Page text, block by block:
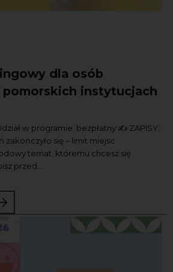
dla osób
pomorskich instytucjach
w programie: bezpłatny ✍️ ZAPISY:
zakończyło się – limit miejsc
temat, któremu chcesz się
przed...
tutoringowy dla osób